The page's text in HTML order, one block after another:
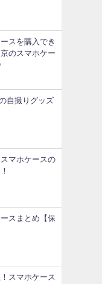
スを購入でき
のスマホケー
自撮りグッズ
マホケースの
スまとめ【保
スマホケース